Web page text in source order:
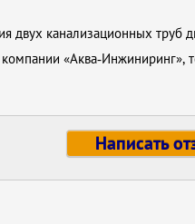
двух канализационных
«Аква‑Инжиниринг»,
Написать